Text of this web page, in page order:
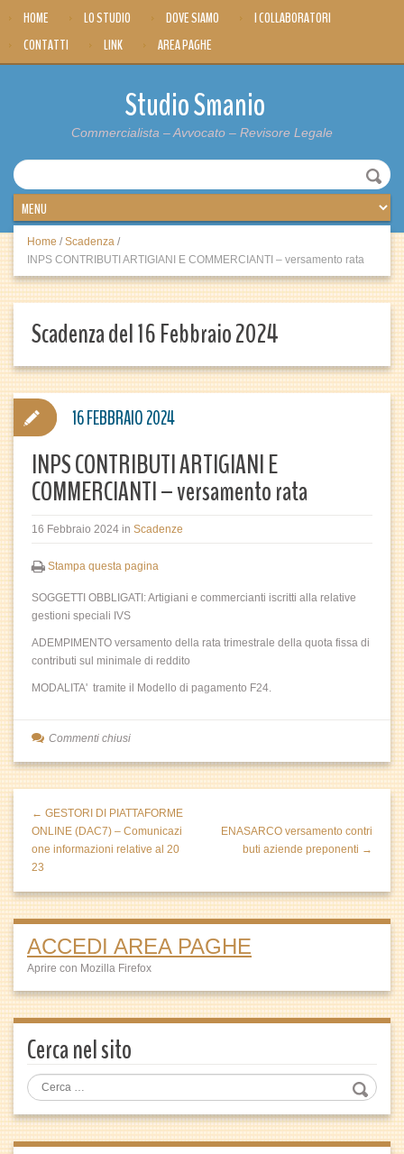
HOME LO STUDIO DOVE SIAMO
I COLLABORATORI
CONTATTI
LINK AREA PAGHE
Studio Smanio
Commercialista – Avvocato – Revisore Legale
Home / Scadenza /
INPS CONTRIBUTI ARTIGIANI E COMMERCIANTI – versamento rata
Scadenza del 16 Febbraio 2024
INPS CONTRIBUTI ARTIGIANI E
COMMERCIANTI – versamento rata
16 Febbraio 2024 in Scadenze
Stampa questa pagina
SOGGETTI OBBLIGATI: Artigiani e commercianti iscritti alla relative
gestioni speciali IVS
ADEMPIMENTO versamento della rata trimestrale della quota fissa di
contributi sul minimale di reddito
MODALITA' tramite il Modello di pagamento F24.
16 FEBBRAIO 2024
Commenti chiusi
← GESTORI DI PIATTAFORME
ONLINE (DAC7) – Comunicazi
one informazioni relative al 20
23
ENASARCO versamento contri
buti aziende preponenti →
ACCEDI AREA PAGHE
Aprire con Mozilla Firefox
Cerca nel sito